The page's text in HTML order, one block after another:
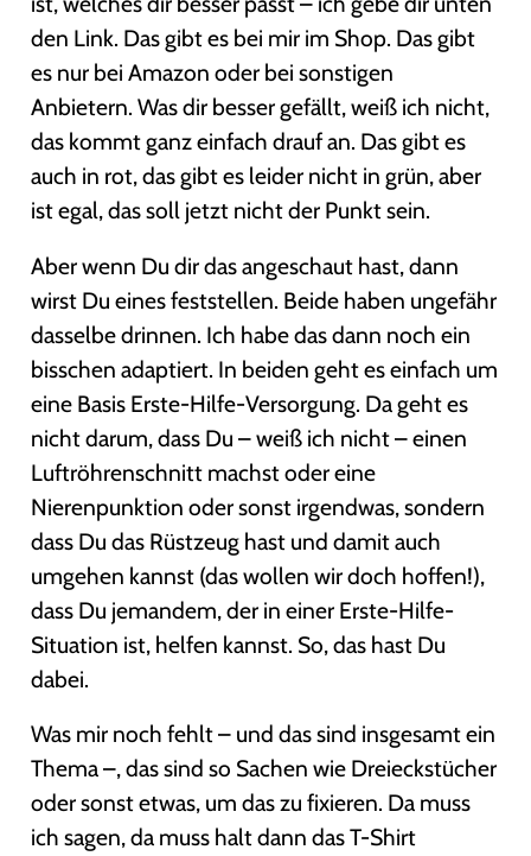
den Link. Das gibt es bei mir im Shop. Das gibt
es nur bei Amazon oder bei sonstigen
Anbietern. Was dir besser gefällt, weiß ich nicht,
das kommt ganz einfach drauf an. Das gibt es
auch in rot, das gibt es leider nicht in grün, aber
ist egal, das soll jetzt nicht der Punkt sein.
Aber wenn Du dir das angeschaut hast, dann
wirst Du eines feststellen. Beide haben ungefähr
dasselbe drinnen. Ich habe das dann noch ein
bisschen adaptiert. In beiden geht es einfach um
eine Basis Erste-Hilfe-Versorgung. Da geht es
nicht darum, dass Du – weiß ich nicht – einen
Luftröhrenschnitt machst oder eine
Nierenpunktion oder sonst irgendwas, sondern
dass Du das Rüstzeug hast und damit auch
umgehen kannst (das wollen wir doch hoffen!),
dass Du jemandem, der in einer Erste-Hilfe-
Situation ist, helfen kannst. So, das hast Du
dabei.
Was mir noch fehlt – und das sind insgesamt ein
Thema –, das sind so Sachen wie Dreieckstücher
oder sonst etwas, um das zu fixieren. Da muss
ich sagen, da muss halt dann das T-Shirt